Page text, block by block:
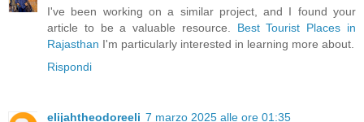
I've been working on a similar project, and I found your
article to be a valuable resource. Best Tourist Places in
Rajasthan I'm particularly interested in learning more about.
Rispondi
elijahtheodoreeli 7 marzo 2025 alle ore 01:35